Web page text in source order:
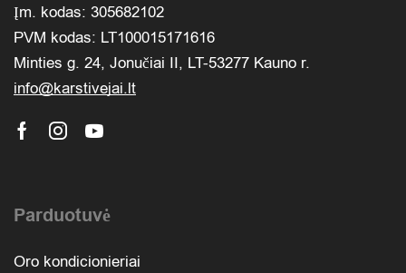
Įm. kodas: 305682102
PVM kodas: LT100015171616
Minties g. 24, Jonučiai II, LT-53277 Kauno r.
info@karstivejai.lt
Parduotuvė
Oro kondicionieriai